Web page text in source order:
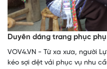
Duyên dáng trang phục
VOV4.VN - Từ xa xưa, người
kéo sợi dệt vải phục vụ nhu